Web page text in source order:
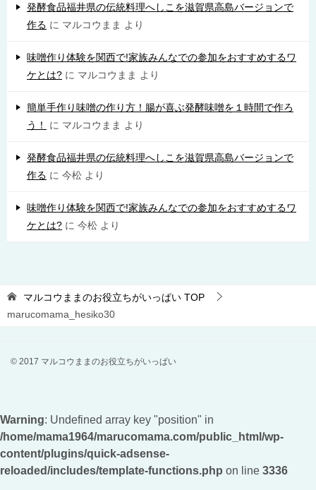
発酵食品福井県の伝統料理へしこを滋賀県高島バージョンで
作る に マルコウまま より
味噌作り体験を関西で!家族みんなでの参加をおすすめするワ
ケとは? に マルコウまま より
簡単手作り味噌の作り方！腸が喜ぶ発酵味噌を１時間で作ろ
う！
に マルコウまま より
発酵食品福井県の伝統料理へしこを滋賀県高島バージョンで
作る に 今松 より
味噌作り体験を関西で!家族みんなでの参加をおすすめするワ
ケとは? に 今松 より
マルコウままのお役立ちがいっぱい TOP
marucomama_hesiko30
© 2017 マルコウままのお役立ちがいっぱい
Warning: Undefined array key "position" in
/home/mama1964/marucomama.com/public_html/wp-
content/plugins/quick-adsense-
reloaded/includes/template-functions.php on line 3336